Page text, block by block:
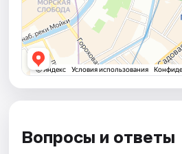
Вопросы и ответы